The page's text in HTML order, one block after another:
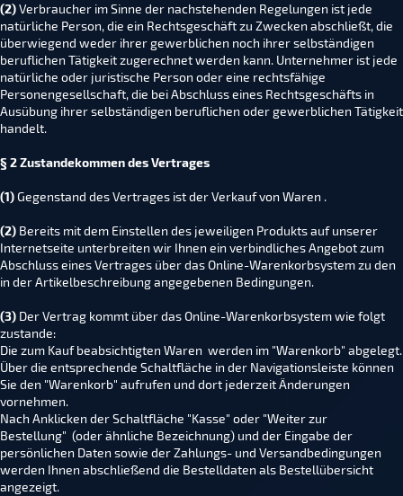
(2)Verbraucher im Sinne der nachstehenden Regelungen ist jede
natürliche Person, die ein Rechtsgeschäft zu Zwecken abschließt, die
überwiegend weder ihrer gewerblichen noch ihrer selbständigen
beruflichen Tätigkeit zugerechnet werden kann. Unternehmer ist jede
natürliche oder juristische Person oder eine rechtsfähige
Personengesellschaft, die bei Abschluss eines Rechtsgeschäfts in
Ausübung ihrer selbständigen beruflichen oder gewerblichen Tätigkeit
handelt.
§ 2 Zustandekommen des Vertrages
(1)Gegenstand des Vertrages ist der Verkauf von Waren .
(2) Bereits mit dem Einstellen des jeweiligen Produkts auf unserer
Internetseite unterbreiten wir Ihnen ein verbindliches Angebot zum
Abschluss eines Vertrages über das Online-Warenkorbsystem zu den
in der Artikelbeschreibung angegebenen Bedingungen.
(3) Der Vertrag kommt über das Online-Warenkorbsystem wie folgt
zustande:
Die zum Kauf beabsichtigten Waren werden im "Warenkorb" abgelegt.
Über die entsprechende Schaltfläche in der Navigationsleiste können
Sie den "Warenkorb" aufrufen und dort jederzeit Änderungen
vornehmen.
Nach Anklicken der Schaltfläche "Kasse" oder "Weiter zur
Bestellung" (oder ähnliche Bezeichnung) und der Eingabe der
persönlichen Daten sowie der Zahlungs- und Versandbedingungen
werden Ihnen abschließend die Bestelldaten als Bestellübersicht
angezeigt.